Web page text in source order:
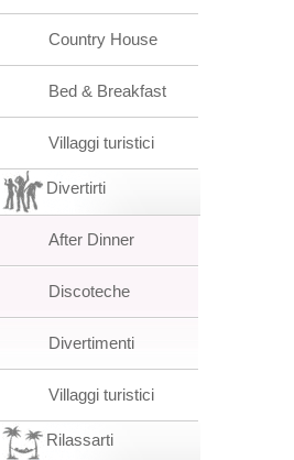
Country House
Bed & Breakfast
Villaggi turistici
Divertirti
After Dinner
Discoteche
Divertimenti
Villaggi turistici
Rilassarti